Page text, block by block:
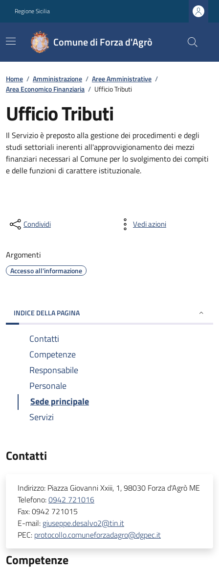
Regione Sicilia
Comune di Forza d'Agrò
Home / Amministrazione / Aree Amministrative /
Area Economico Finanziaria / Ufficio Tributi
Ufficio Tributi
Il Servizio è preposto alla gestione dei procedimenti e degli
studi settoriali inerenti all'approvvigionamento dei mezzi
finanziari necessari al Comune per lo svolgimento dei compiti
e delle funzioni di carattere istituzionale.
Condividi Vedi azioni
Argomenti
Accesso all'informazione
INDICE DELLA PAGINA
Contatti
Competenze
Responsabile
Personale
Sede principale
Servizi
Contatti
Indirizzo: Piazza Giovanni Xxiii, 1, 98030 Forza d'Agrò ME
Telefono:0942 721016
Fax:0942 721015
E-mail: giuseppe.desalvo2@tin.it
PEC: protocollo.comuneforzadagro@dgpec.it
Competenze